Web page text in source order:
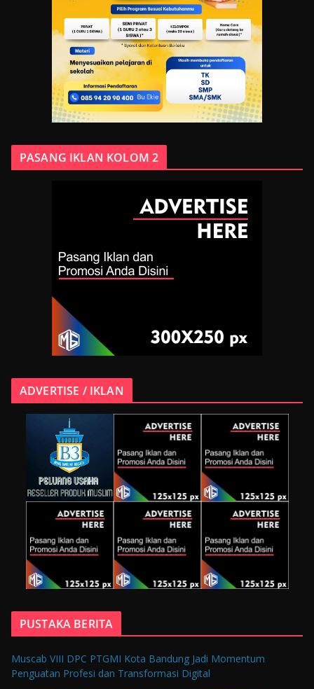
PASANG IKLAN KOLOM 2
ADVERTISE / IKLAN
PUSTAKA BERITA
Muscab VIII DPC PTGMI Kota Bandung Jadi Momentum
Penguatan Profesi dan Transformasi Digital